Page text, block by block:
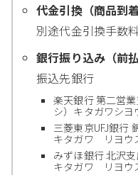
代金引換（商品到
別途代金引換手数
銀行振り込み（前払
振込先銀行
楽天銀行 第二営
シ）キタガワシヨ
三菱東京UFJ銀行
キタガワ リヨウ
みずほ銀行 北沢
キタガワ リヨウ